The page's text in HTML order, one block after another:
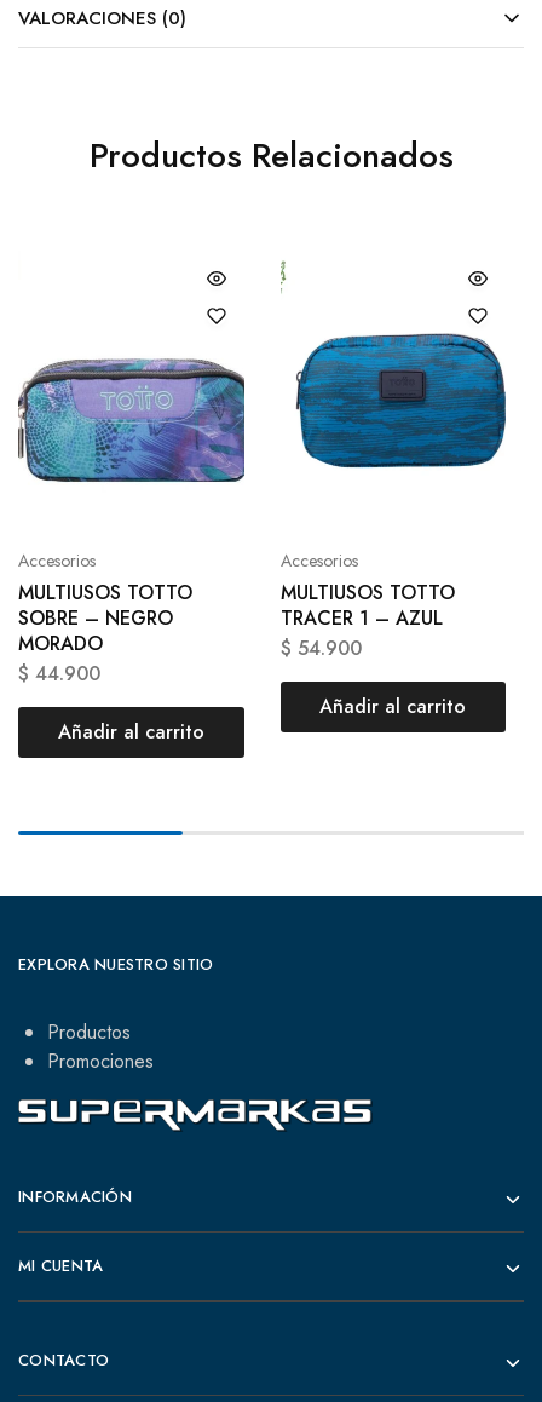
VALORACIONES (0)
Productos Relacionados
Accesorios
MULTIUSOS TOTTO
SOBRE – NEGRO
MORADO
$ 44.900
Añadir al carrito
Accesorios
MULTIUSOS TOTTO
TRACER 1 – AZUL
$ 54.900
Añadir al carrito
EXPLORA NUESTRO SITIO
Productos
Promociones
INFORMACIÓN
MI CUENTA
CONTACTO